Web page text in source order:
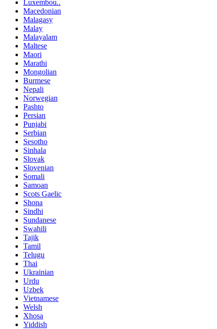
Luxembou..
Macedonian
Malagasy
Malay
Malayalam
Maltese
Maori
Marathi
Mongolian
Burmese
Nepali
Norwegian
Pashto
Persian
Punjabi
Serbian
Sesotho
Sinhala
Slovak
Slovenian
Somali
Samoan
Scots Gaelic
Shona
Sindhi
Sundanese
Swahili
Tajik
Tamil
Telugu
Thai
Ukrainian
Urdu
Uzbek
Vietnamese
Welsh
Xhosa
Yiddish